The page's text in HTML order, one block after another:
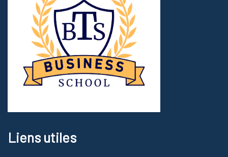
Liens utiles